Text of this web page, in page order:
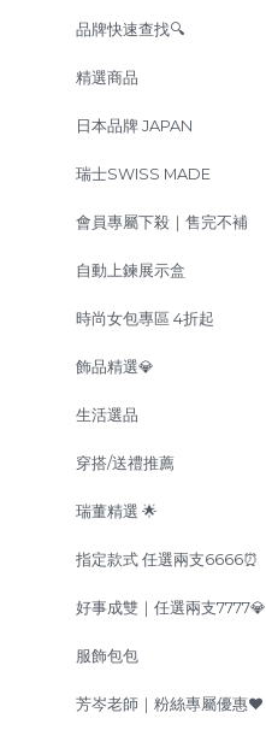
品牌快速查找🔍
精選商品
日本品牌 JAPAN
瑞士SWISS MADE
會員專屬下殺｜售完不補
自動上鍊展示盒
時尚女包專區 4折起
飾品精選💎
生活選品
穿搭/送禮推薦
瑞董精選 🌟
指定款式 任選兩支6666⏰
好事成雙｜任選兩支7777💎
服飾包包
芳岑老師｜粉絲專屬優惠❤️